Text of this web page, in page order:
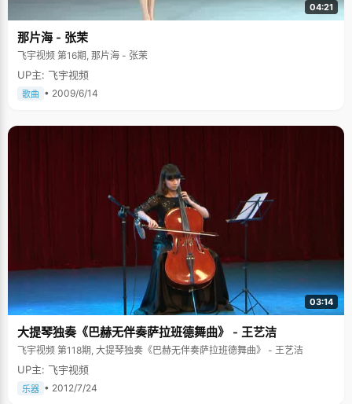
04:21
那片海 - 张茉
飞宇视频 第16期, 那片海 - 张茉
UP主: 飞宇视频
歌曲 • 2009/6/14
03:14
大提琴独奏《巴赫无伴奏萨拉班德舞曲》 - 王艺洁
飞宇视频 第118期, 大提琴独奏《巴赫无伴奏萨拉班德舞曲》 - 王艺洁
UP主: 飞宇视频
乐器 • 2012/7/24